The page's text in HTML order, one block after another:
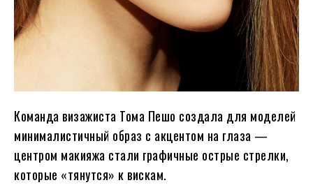
Команда визажиста Тома Пешо создала для моделей
минималистичный образ с акцентом на глаза —
центром макияжа стали графичные острые стрелки,
которые «тянутся» к вискам.